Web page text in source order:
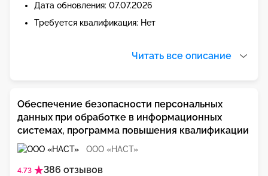
Дата обновления: 07.07.2026
Требуется квалификация: Нет
Читать все описание
ООО «НАСТ»
4.73 386 отзывов
Обеспечение безопасности персональных
данных при обработке в информационных
системах, программа повышения квалификации